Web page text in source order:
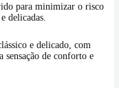
para minimizar o risco
delicadas.
e delicado, com
sensação de conforto e